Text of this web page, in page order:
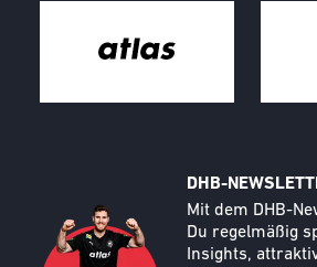
DHB-
Text
Mit dem DHB-
Du regelmäßig
Insights,